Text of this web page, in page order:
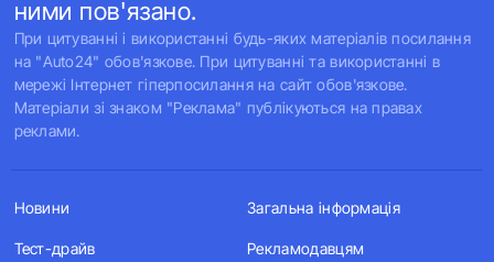
ними пов'язано.
При цитуванні і використанні будь-яких матеріалів посилання
на "Auto24" обов'язкове. При цитуванні та використанні в
мережі Інтернет гіперпосилання на сайт обов'язкове.
Матеріали зі знаком "Реклама" публікуються на правах
реклами.
Новини
Тест-драйв
Загальна інформація
Рекламодавцям